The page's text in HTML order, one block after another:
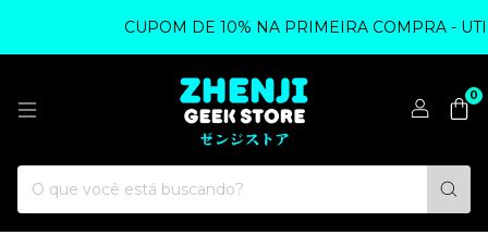
CUPOM DE 10% NA PRIMEIRA COMPRA - UTILIZE
0